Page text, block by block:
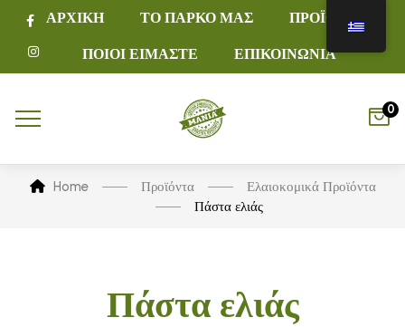
ΑΡΧΙΚΗ ΤΟ ΠΑΡΚΟ ΜΑΣ ΠΡΟΪΟΝΤΑ
ΠΟΙΟΙ ΕΙΜΑΣΤΕ ΕΠΙΚΟΙΝΩΝΙΑ
0
Home Προϊόντα
Ελαιοκομικά Προϊόντα
Πάστα ελιάς
Πάστα ελιάς